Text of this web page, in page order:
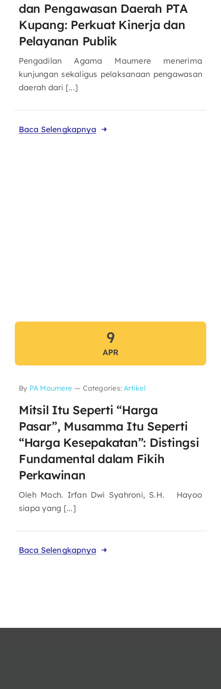
dan Pengawasan Daerah PTA
Kupang: Perkuat Kinerja dan
Pelayanan Publik
Pengadilan Agama Maumere menerima
kunjungan sekaligus pelaksanaan pengawasan
daerah dari [...]
Baca Selengkapnya
9
APR
By PA Maumere — Categories:Artikel
Mitsil Itu Seperti “Harga
Pasar”, Musamma Itu Seperti
“Harga Kesepakatan”: Distingsi
Fundamental dalam Fikih
Perkawinan
Oleh Moch. Irfan Dwi Syahroni, S.H. Hayoo
siapa yang [...]
Baca Selengkapnya